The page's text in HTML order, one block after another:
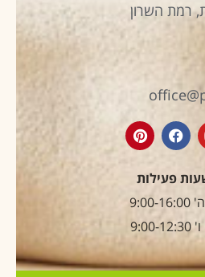
רמת השרון
פעילות
16:00
12:30